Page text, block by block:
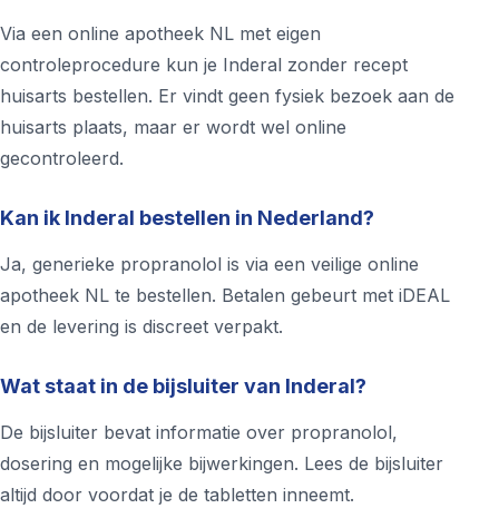
Via een online apotheek NL met eigen
controleprocedure kun je Inderal zonder recept
huisarts bestellen. Er vindt geen fysiek bezoek aan de
huisarts plaats, maar er wordt wel online
gecontroleerd.
Kan ik Inderal bestellen in Nederland?
Ja, generieke propranolol is via een veilige online
apotheek NL te bestellen. Betalen gebeurt met iDEAL
en de levering is discreet verpakt.
Wat staat in de bijsluiter van Inderal?
De bijsluiter bevat informatie over propranolol,
dosering en mogelijke bijwerkingen. Lees de bijsluiter
altijd door voordat je de tabletten inneemt.